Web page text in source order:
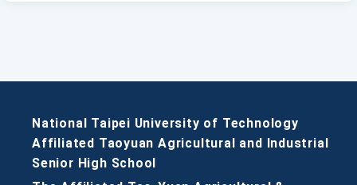
National Taipei University of Technology
Affiliated Taoyuan Agricultural and Industrial
Senior High School